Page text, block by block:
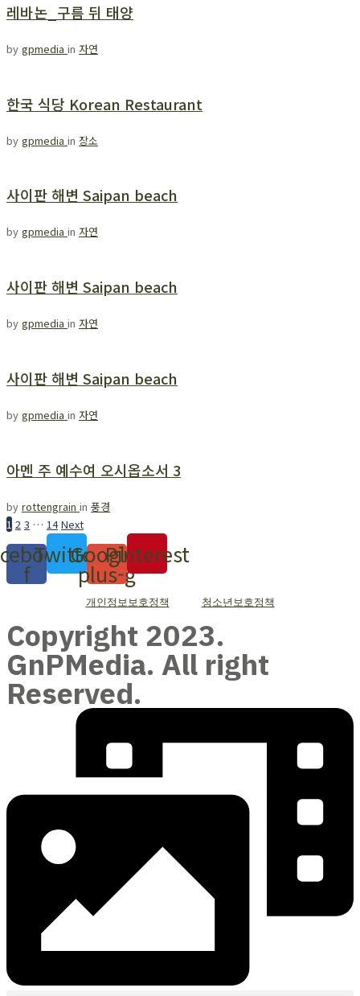
레바논_구름 뒤 태양
by gpmedia in 자연
한국 식당 Korean Restaurant
by gpmedia in 장소
사이판 해변 Saipan beach
by gpmedia in 자연
사이판 해변 Saipan beach
by gpmedia in 자연
사이판 해변 Saipan beach
by gpmedia in 자연
아멘 주 예수여 오시옵소서 3
by rottengrain in 풍경
1 2 3 … 14 Next
f
TwitterGoogle-
plus-g
Pinterest
개인정보보호정책 청소년보호정책
Copyright 2023.
GnPMedia. All right
Reserved.